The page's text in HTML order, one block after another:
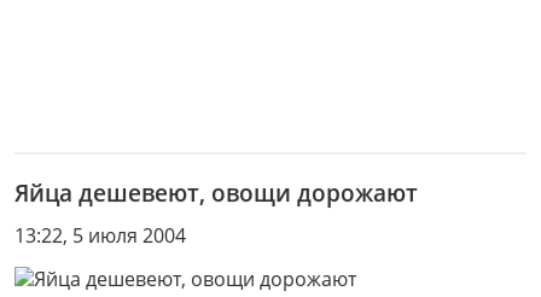
Яйца дешевеют, овощи дорожают
13:22, 5 июля 2004